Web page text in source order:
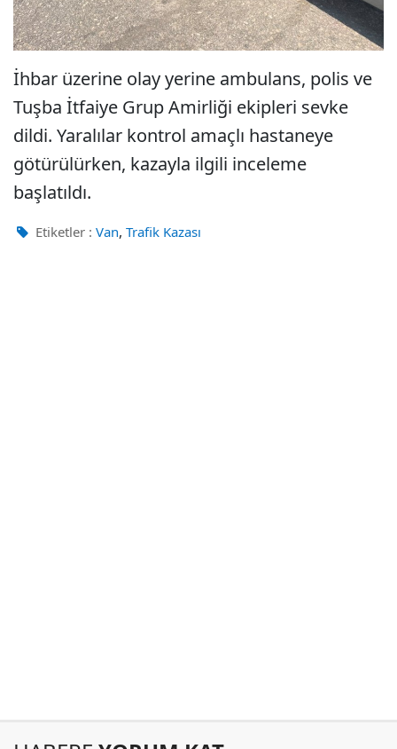
İhbar üzerine olay yerine ambulans, polis ve
Tuşba İtfaiye Grup Amirliği ekipleri sevke
dildi. Yaralılar kontrol amaçlı hastaneye
götürülürken, kazayla ilgili inceleme
başlatıldı.
Etiketler : Van, Trafik Kazası